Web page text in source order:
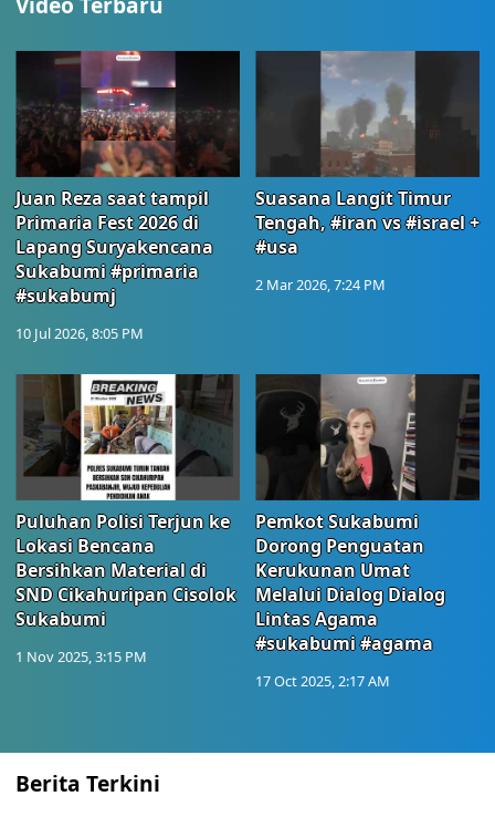
Juan Reza saat tampil
Primaria Fest 2026 di
Lapang Suryakencana
Sukabumi #primaria
#sukabumj
10 Jul 2026, 8:05 PM
Suasana Langit Timur
Tengah, #iran vs #israel +
#usa
2 Mar 2026, 7:24 PM
Puluhan Polisi Terjun ke
Lokasi Bencana
Bersihkan Material di
SND Cikahuripan Cisolok
Sukabumi
1 Nov 2025, 3:15 PM
Pemkot Sukabumi
Dorong Penguatan
Kerukunan Umat
Melalui Dialog Dialog
Lintas Agama
#sukabumi #agama
17 Oct 2025, 2:17 AM
Berita Terkini